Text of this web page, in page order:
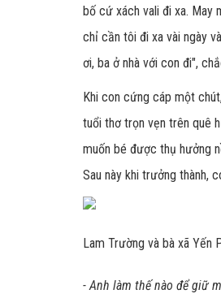
bố cứ xách vali đi xa. May
chỉ cần tôi đi xa vài ngày
ơi, ba ở nhà với con đi",
Khi con cứng cáp một
tuổi thơ trọn vẹn trên quê
muốn bé được thụ hưởng
Sau này khi trưởng thành,
Lam Trường và bà xã Yến
- Anh làm thế nào để giữ